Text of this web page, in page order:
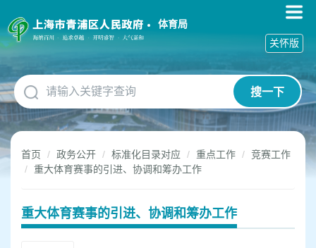
障
碍
作
说
明
跳
到
网
体育局
搜一下
关怀版
首页 政务公开 标准化目录对应 重点工作
竞赛工作
重大体育赛事的引进、协调和筹办工作
重大体育赛事的引进、协调和筹办工作